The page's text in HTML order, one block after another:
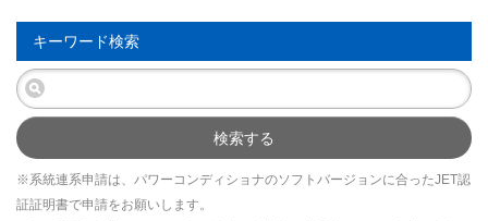
キーワード検索
検索する
※系統連系申請は、パワーコンディショナのソフトバージョンに合ったJET認
証証明書で申請をお願いします。